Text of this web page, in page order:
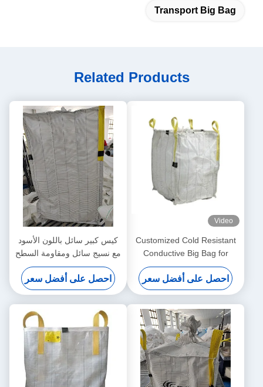
Transport Big Bag
Related Products
Video
Customized Cold Resistant
Conductive Big Bag for
Supply Chain Management
احصل على أفضل سعر
كيس كبير سائل باللون الأسود
مع نسيج سائل ومقاومة السطح
احصل على أفضل سعر